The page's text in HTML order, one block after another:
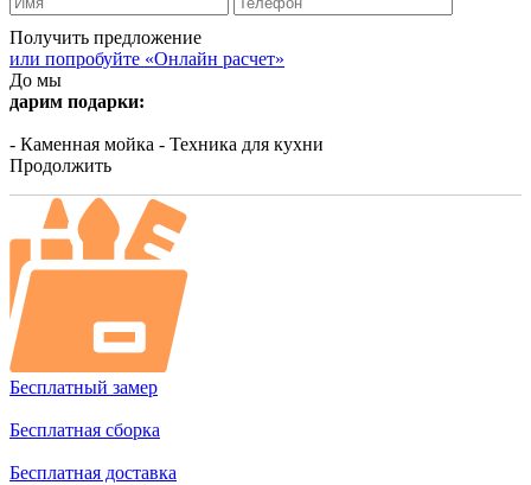
Получить предложение
или попробуйте «Онлайн расчет»
До мы
дарим подарки:
- Каменная мойка - Техника для кухни
Продолжить
Бесплатный замер
Бесплатная сборка
Бесплатная доставка